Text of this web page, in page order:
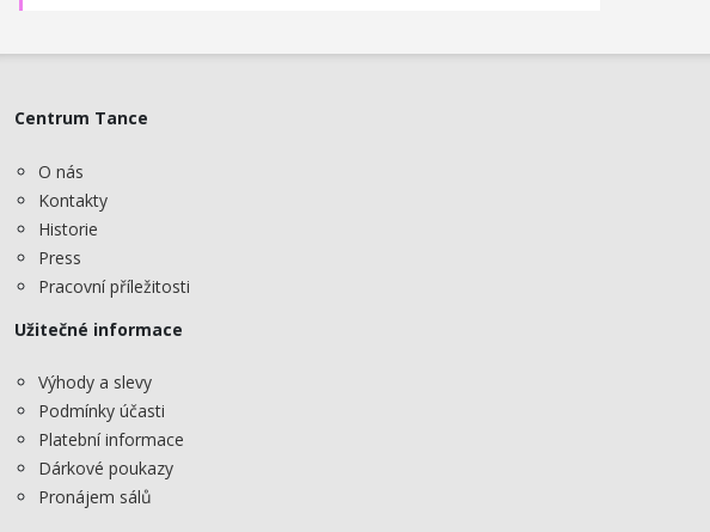
Centrum Tance
O nás
Kontakty
Historie
Press
Pracovní příležitosti
Užitečné informace
Výhody a slevy
Podmínky účasti
Platební informace
Dárkové poukazy
Pronájem sálů